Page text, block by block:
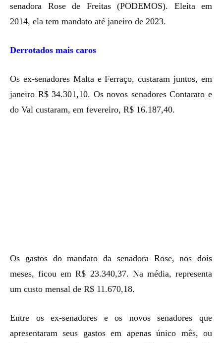
senadora Rose de Freitas (PODEMOS). Eleita em
2014, ela tem mandato até janeiro de 2023.
Derrotados mais caros
Os ex-senadores Malta e Ferraço, custaram juntos, em
janeiro R$ 34.301,10. Os novos senadores Contarato e
do Val custaram, em fevereiro, R$ 16.187,40.
Os gastos do mandato da senadora Rose, nos dois
meses, ficou em R$ 23.340,37. Na média, representa
um custo mensal de R$ 11.670,18.
Entre os ex-senadores e os novos senadores que
apresentaram seus gastos em apenas único mês, ou